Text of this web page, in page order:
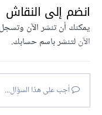
انضم إلى النقاش
يمكنك أن تنشر الآن
الآنلتنشر باسم حسابك.
أجب على هذا السؤال...